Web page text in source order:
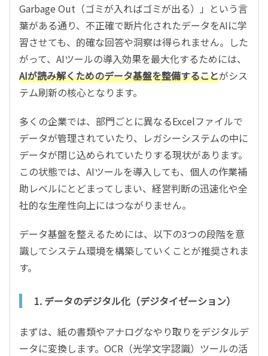
Garbage Out（ゴミが入ればゴミが出る）」という言
葉がある通り、不正確で断片化されたデータをAIに学
習させても、的確な回答や洞察は得られません。した
がって、AIツールの導入効果を最大化するためには、
AIが読み解くためのデータ基盤を整備することがシス
テム刷新の核心となります。
多くの企業では、部門ごとに異なるExcelファイルで
データが管理されていたり、レガシーシステムの中に
データが閉じ込められていたりする現状があります。
この状態では、AIツールを導入しても、個人の作業補
助レベルにとどまってしまい、経営判断の迅速化や全
社的な生産性向上にはつながりません。
データ基盤を整えるためには、以下の3つの段階を意
識してシステム環境を構築していくことが推奨されま
す。
1. データのデジタル化（デジタイゼーション）
まずは、紙の書類やアナログなやり取りをデジタルデ
ータに変換します。OCR（光学文字認識）ツールの活